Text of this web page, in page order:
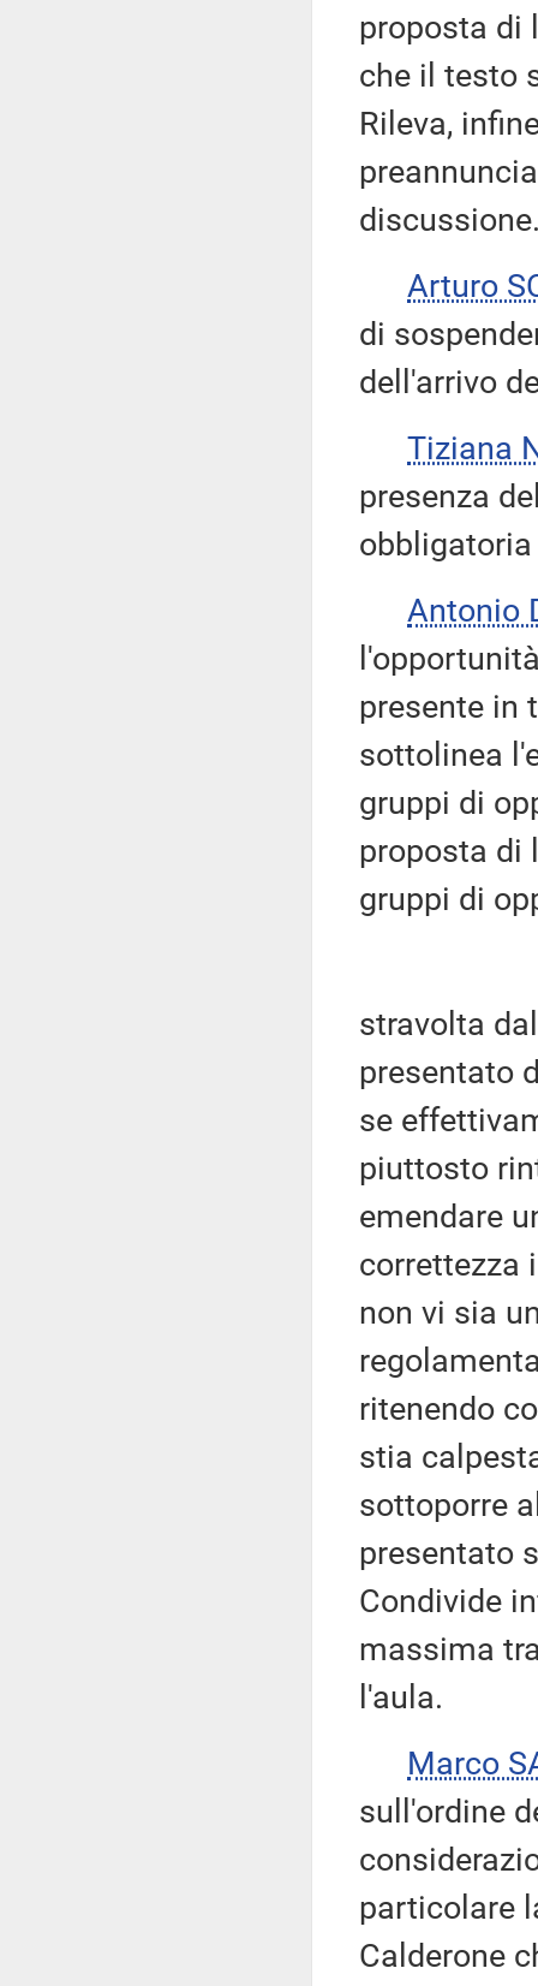
proposta di
che il testo
Rileva,
Arturo
di
dell'arrivo
Tiziana
presenza
Antonio
presente in
sottolinea
gruppi di
proposta di
gruppi di
stravolta
presentato
se
piuttosto
emendare
correttezza
non vi sia
ritenendo
stia
sottoporre
presentato
Condivide
massima
l'aula.
Marco
sull'ordine
particolare
Calderone